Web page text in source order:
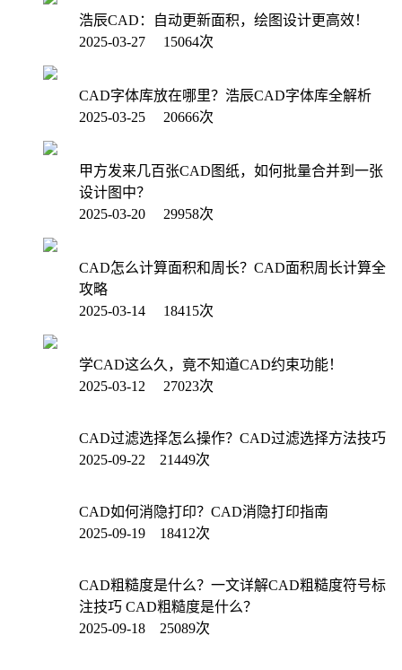
浩辰CAD：自动更新面积，绘图设计更高效！
2025-03-27 15064次
CAD字体库放在哪里？浩辰CAD字体库全解析
2025-03-25 20666次
甲方发来几百张CAD图纸，如何批量合并到一张
设计图中？
2025-03-20 29958次
CAD怎么计算面积和周长？CAD面积周长计算全
攻略
2025-03-14 18415次
学CAD这么久，竟不知道CAD约束功能！
2025-03-12 27023次
CAD过滤选择怎么操作？CAD过滤选择方法技巧
2025-09-22 21449次
CAD如何消隐打印？CAD消隐打印指南
2025-09-19 18412次
CAD粗糙度是什么？一文详解CAD粗糙度符号标
注技巧 CAD粗糙度是什么？
2025-09-18 25089次